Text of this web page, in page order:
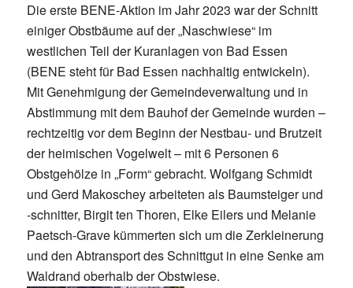
Die erste BENE-Aktion im Jahr 2023 war der Schnitt
einiger Obstbäume auf der „Naschwiese“ im
westlichen Teil der Kuranlagen von Bad Essen
(BENE steht für Bad Essen nachhaltig entwickeln).
Mit Genehmigung der Gemeindeverwaltung und in
Abstimmung mit dem Bauhof der Gemeinde wurden –
rechtzeitig vor dem Beginn der Nestbau- und Brutzeit
der heimischen Vogelwelt – mit 6 Personen 6
Obstgehölze in „Form“ gebracht. Wolfgang Schmidt
und Gerd Makoschey arbeiteten als Baumsteiger und
-schnitter, Birgit ten Thoren, Elke Eilers und Melanie
Paetsch-Grave kümmerten sich um die Zerkleinerung
und den Abtransport des Schnittgut in eine Senke am
Waldrand oberhalb der Obstwiese.